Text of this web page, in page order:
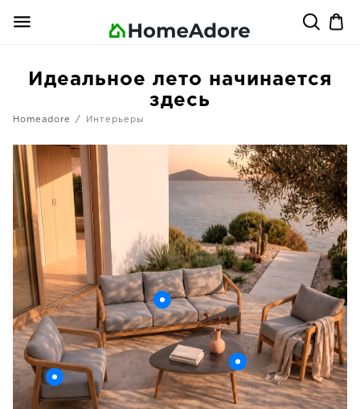
Идеальное лето начинается
здесь
Homeadore Интерьеры